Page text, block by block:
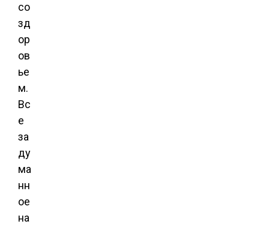
со
зд
ор
ов
ье
м.
Вс
е
за
ду
ма
нн
ое
на